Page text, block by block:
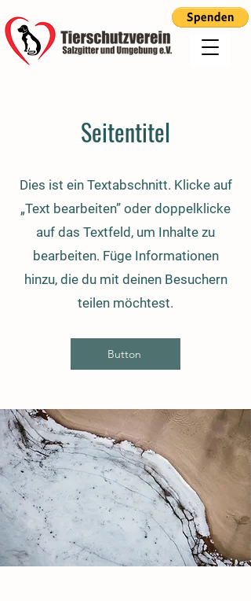
Seitentitel
Dies ist ein Textabschnitt. Klicke auf
„Text bearbeiten” oder doppelklicke
auf das Textfeld, um Inhalte zu
bearbeiten. Füge Informationen
hinzu, die du mit deinen Besuchern
teilen möchtest.
Button